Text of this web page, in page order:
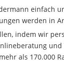
einfach
werden in
indem wir
als 170.000